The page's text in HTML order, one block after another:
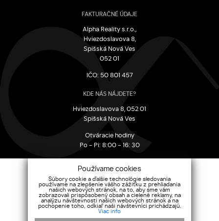
FAKTURAČNÉ ÚDAJE
Alpha Reality s.r.o.,
Hviezdoslavova 8,
Spišská Nová Ves
052 01
IČO: 50 801 457
KDE NÁS NÁJDETE?
Hviezdoslavova 8, 052 01
Spišská Nová Ves
Otváracie hodiny
Po - Pi: 8:00 - 16: 30
CHCETE SA OPÝTAŤ?
+421 915 140 759
info@alphareality.sk
SOCIÁLNE SIETE
Používame cookies
Súbory cookie a ďalšie technológie sledovania
používame na zlepšenie vášho zážitku z prehliadania
našich webových stránok, na to, aby sme vám
zobrazovali prispôsobený obsah a cielené reklamy, na
analýzu návštevnosti našich webových stránok a na
pochopenie toho, odkiaľ naši návštevníci prichádzajú.
Viac info